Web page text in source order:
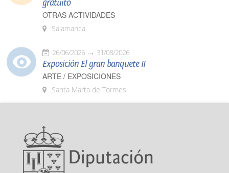
gratuito
OTRAS ACTIVIDADES
Salamanca
26/06/2026 31/08/2026
Exposición El gran banquete II
ARTE / EXPOSICIONES
Santa Marta de Tormes